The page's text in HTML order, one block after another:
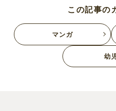
この記事の
マンガ
幼